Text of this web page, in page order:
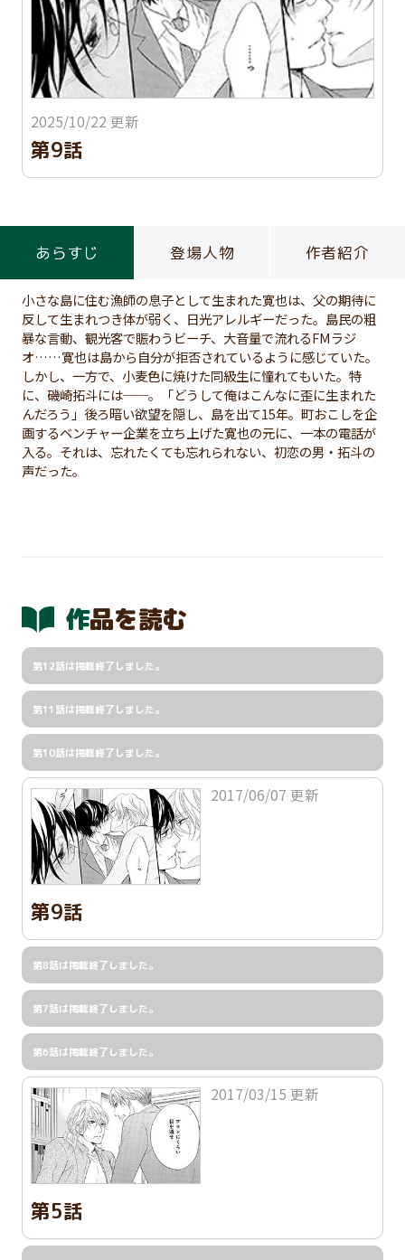
2025/10/22 更新
第9話
あらすじ 登場人物 作者紹介
小さな島に住む漁師の息子として生まれた寛也は、父の期待に
反して生まれつき体が弱く、日光アレルギーだった。島民の粗
暴な言動、観光客で賑わうビーチ、大音量で流れるFMラジ
オ……寛也は島から自分が拒否されているように感じていた。
しかし、一方で、小麦色に焼けた同級生に憧れてもいた。特
に、磯崎拓斗には──。「どうして俺はこんなに歪に生まれた
んだろう」後ろ暗い欲望を隠し、島を出て15年。町おこしを企
画するベンチャー企業を立ち上げた寛也の元に、一本の電話が
入る。それは、忘れたくても忘れられない、初恋の男・拓斗の
声だった。
作品を読む
第12話は掲載終了しました。
第11話は掲載終了しました。
第10話は掲載終了しました。
2017/06/07 更新
第9話
第8話は掲載終了しました。
第7話は掲載終了しました。
第6話は掲載終了しました。
2017/03/15 更新
第5話